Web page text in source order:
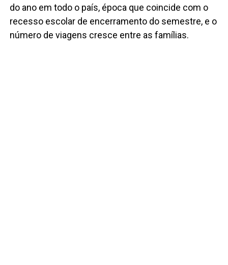
do ano em todo o país, época que coincide com o
recesso escolar de encerramento do semestre, e o
número de viagens cresce entre as famílias.